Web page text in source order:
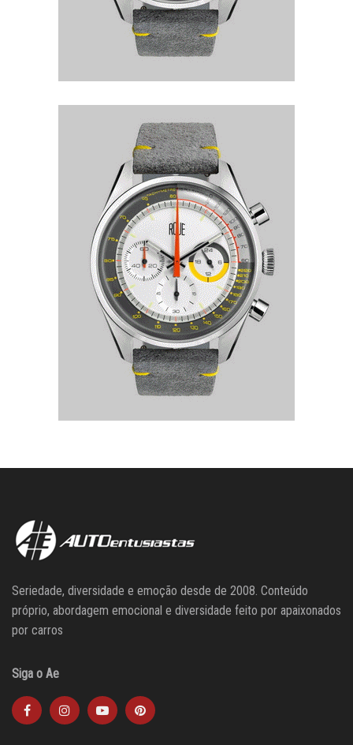
Seriedade, diversidade e emoção desde de 2008. Conteúdo
próprio, abordagem emocional e diversidade feito por apaixonados
por carros
Siga o Ae